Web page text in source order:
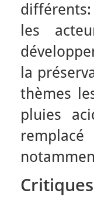
différents:
les
la
thèmes
pluies